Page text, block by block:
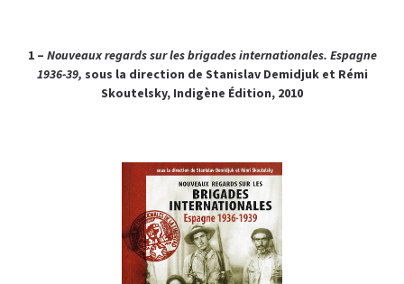
1 – Nouveaux regards sur les brigades internationales. Espagne
1936-39, sous la direction de Stanislav Demidjuk et Rémi
Skoutelsky, Indigène Édition, 2010